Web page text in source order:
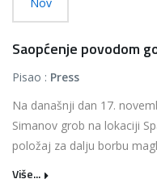
Saopćenje povodom
Pisao : Press
Na današnji dan 17.
Simanov grob na lokaciji
položaj za dalju borbu
Više...